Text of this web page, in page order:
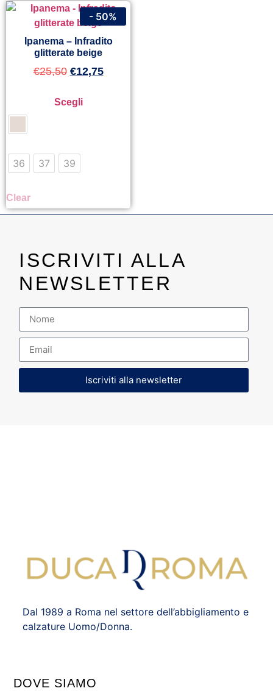
Ipanema – Infradito
glitterate beige
€25,50 €12,75
Scegli
36 37 39
Clear
- 50%
ISCRIVITI ALLA
NEWSLETTER
Iscriviti alla newsletter
Dal 1989 a Roma nel settore dell’abbigliamento e
calzature Uomo/Donna.
DOVE SIAMO